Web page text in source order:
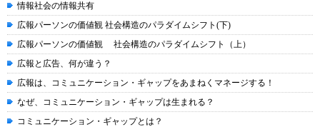
情報社会の情報共有
広報パーソンの価値観 社会構造のパラダイムシフト(下)
広報パーソンの価値観 社会構造のパラダイムシフト（上）
広報と広告、何が違う？
広報は、コミュニケーション・ギャップをあまねくマネージする！
なぜ、コミュニケーション・ギャップは生まれる？
コミュニケーション・ギャップとは？